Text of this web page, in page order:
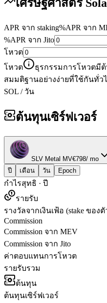
เศรษฐศาสตร์
APR จาก staking%APR จาก
%APR จาก Jito
โหวต
โหวต
ธุรกรรมการโหวตมีต้
สมมติฐานอย่างง่ายที่ใช้กันทั่ว
SOL / วัน
ต้นทุนเซิร์ฟเวอร์
SLV Metal MV€798/ mo
ปี
เดือน วัน Epoch
กำไรสุทธิ · ปี
รายรับ
รางวัลจากเงินเฟ้อ (stake ของตั
Commission
Commission จาก MEV
Commission จาก Jito
ค่าตอบแทนการโหวต
รายรับรวม
ต้นทุน
ต้นทุนเซิร์ฟเวอร์